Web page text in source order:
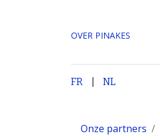
OVER PINAKES
FR | NL
Onze partners